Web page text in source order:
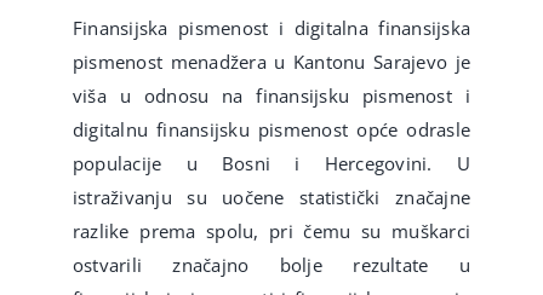
Finansijska pismenost i digitalna finansijska
pismenost menadžera u Kantonu Sarajevo je
viša u odnosu na finansijsku pismenost i
digitalnu finansijsku pismenost opće odrasle
populacije u Bosni i Hercegovini. U
istraživanju su uočene statistički značajne
razlike prema spolu, pri čemu su muškarci
ostvarili značajno bolje rezultate u